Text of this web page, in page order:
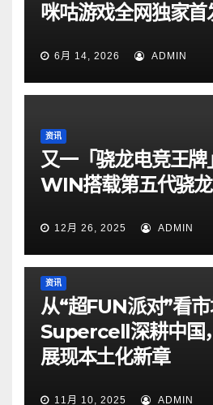
咪咕游戏全网独家首
6月 14, 2026 ADMIN
资讯
又一「骁龙电竞王牌
WIN搭载第五代骁
12月 26, 2025 ADMIN
资讯
从“超FUN派对”看市
Supercell深耕中国
展现本土化新章
11月 10, 2025 ADMIN